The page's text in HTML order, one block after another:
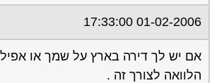
01-02-2006 17:33:00
אם יש לך דירה בארץ על שמך או
הלוואה לצורך זה .